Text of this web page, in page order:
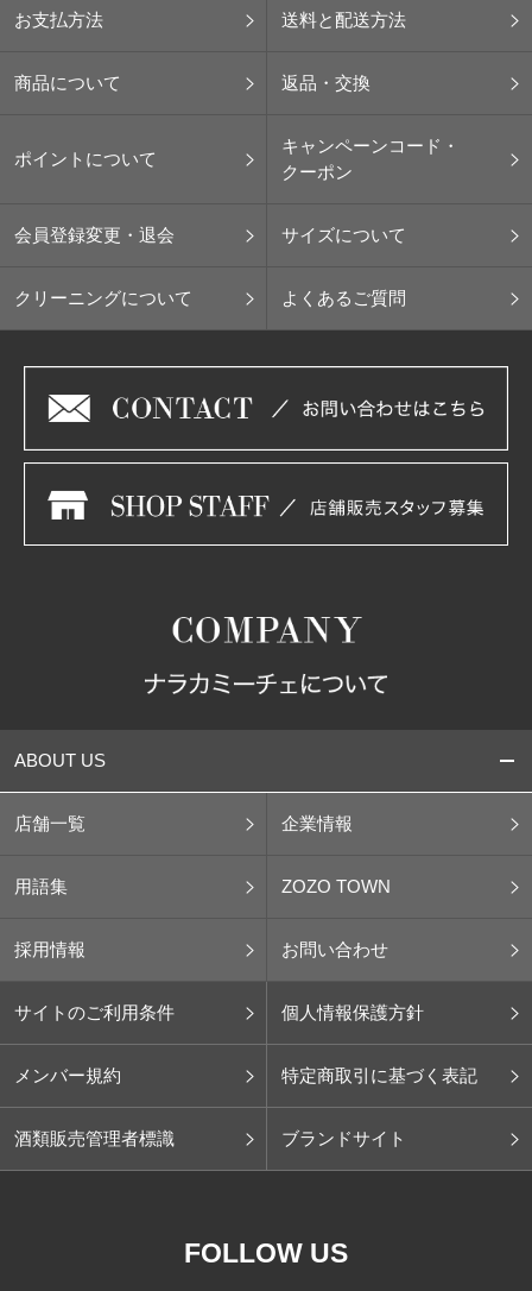
お支払方法 送料と配送方法
商品について 返品・交換
ポイントについて
キャンペーンコード・
クーポン
会員登録変更・退会 サイズについて
クリーニングについて よくあるご質問
ABOUT US
店舗一覧 企業情報
用語集 ZOZO TOWN
採用情報 お問い合わせ
サイトのご利用条件 個人情報保護方針
メンバー規約 特定商取引に基づく表記
酒類販売管理者標識 ブランドサイト
FOLLOW US